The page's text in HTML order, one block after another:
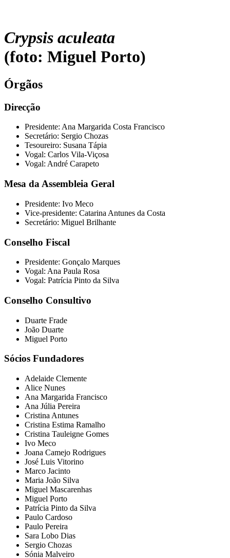
Crypsis aculeata
(foto: Miguel Porto)
Órgãos
Direcção
Presidente: Ana Margarida Costa Francisco
Secretário: Sergio Chozas
Tesoureiro: Susana Tápia
Vogal: Carlos Vila-Viçosa
Vogal: André Carapeto
Mesa da Assembleia Geral
Presidente: Ivo Meco
Vice-presidente: Catarina Antunes da Costa
Secretário: Miguel Brilhante
Conselho Fiscal
Presidente: Gonçalo Marques
Vogal: Ana Paula Rosa
Vogal: Patrícia Pinto da Silva
Conselho Consultivo
Duarte Frade
João Duarte
Miguel Porto
Sócios Fundadores
Adelaide Clemente
Alice Nunes
Ana Margarida Francisco
Ana Júlia Pereira
Cristina Antunes
Cristina Estima Ramalho
Cristina Tauleigne Gomes
Ivo Meco
Joana Camejo Rodrigues
José Luis Vitorino
Marco Jacinto
Maria João Silva
Miguel Mascarenhas
Miguel Porto
Patrícia Pinto da Silva
Paulo Cardoso
Paulo Pereira
Sara Lobo Dias
Sergio Chozas
Sónia Malveiro